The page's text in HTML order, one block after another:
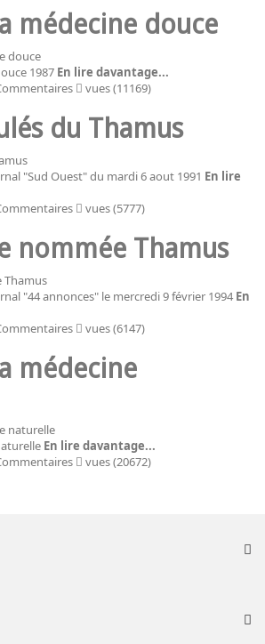
médecine douce
1987 En lire davantage...
vues (11169)
du Thamus
"Sud Ouest" du mardi 6 aout 1991 En lire
vues (5777)
nommée Thamus
"44 annonces" le mercredi 9 février 1994 En
vues (6147)
médecine
En lire davantage...
vues (20672)